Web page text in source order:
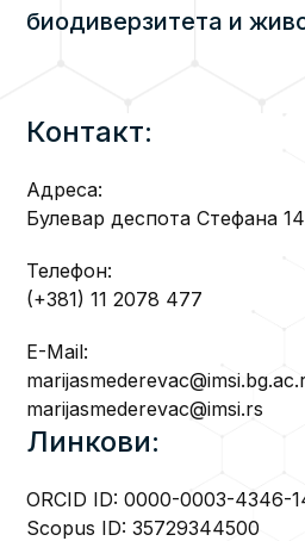
биодиверзитета и
Контакт:
Адреса:
Булевар деспота Стефана
Телефон:
(+381) 11 2078 477
E-Mail:
marijasmederevac@imsi.rs
Линкови:
ORCID ID:0000-0003-4346-
Scopus ID:35729344500